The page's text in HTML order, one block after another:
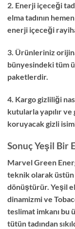
2. Enerji içeceği
elma tadının
enerji içeceği
3. Ürünleriniz
bünyesindeki tüm
paketlerdir.
4. Kargo gizliliği
kutularla yapılır
koruyacak gizli
Sonuç Yeşil Bir
Marvel Green
teknik olarak
dönüştürür. Yeşil
dinamizmi ve
teslimat imkanı bu
tütün tadından